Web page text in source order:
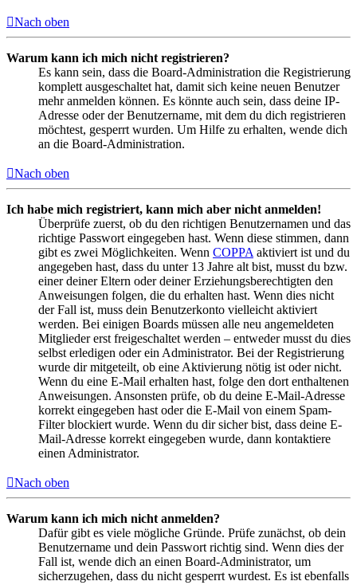
Nach oben
Warum kann ich mich nicht registrieren?
Es kann sein, dass die Board-Administration die Registrierung
komplett ausgeschaltet hat, damit sich keine neuen Benutzer
mehr anmelden können. Es könnte auch sein, dass deine IP-
Adresse oder der Benutzername, mit dem du dich registrieren
möchtest, gesperrt wurden. Um Hilfe zu erhalten, wende dich
an die Board-Administration.
Nach oben
Ich habe mich registriert, kann mich aber nicht anmelden!
Überprüfe zuerst, ob du den richtigen Benutzernamen und das
richtige Passwort eingegeben hast. Wenn diese stimmen, dann
gibt es zwei Möglichkeiten. Wenn COPPA aktiviert ist und du
angegeben hast, dass du unter 13 Jahre alt bist, musst du bzw.
einer deiner Eltern oder deiner Erziehungsberechtigten den
Anweisungen folgen, die du erhalten hast. Wenn dies nicht
der Fall ist, muss dein Benutzerkonto vielleicht aktiviert
werden. Bei einigen Boards müssen alle neu angemeldeten
Mitglieder erst freigeschaltet werden – entweder musst du dies
selbst erledigen oder ein Administrator. Bei der Registrierung
wurde dir mitgeteilt, ob eine Aktivierung nötig ist oder nicht.
Wenn du eine E-Mail erhalten hast, folge den dort enthaltenen
Anweisungen. Ansonsten prüfe, ob du deine E-Mail-Adresse
korrekt eingegeben hast oder die E-Mail von einem Spam-
Filter blockiert wurde. Wenn du dir sicher bist, dass deine E-
Mail-Adresse korrekt eingegeben wurde, dann kontaktiere
einen Administrator.
Nach oben
Warum kann ich mich nicht anmelden?
Dafür gibt es viele mögliche Gründe. Prüfe zunächst, ob dein
Benutzername und dein Passwort richtig sind. Wenn dies der
Fall ist, wende dich an einen Board-Administrator, um
sicherzugehen, dass du nicht gesperrt wurdest. Es ist ebenfalls